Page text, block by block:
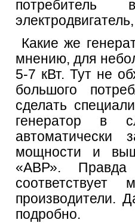
потребитель
Какие же
мнению, для
5-7 кВт. Тут не
большого
сделать
генератор в
автоматически
мощности и
«АВР».
производители.
подробно.